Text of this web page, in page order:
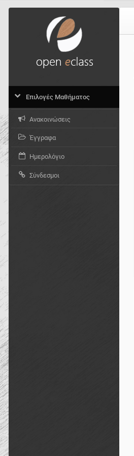
Επιλογές Μαθήματος
Ανακοινώσεις
Έγγραφα
Ημερολόγιο
Σύνδεσμοι